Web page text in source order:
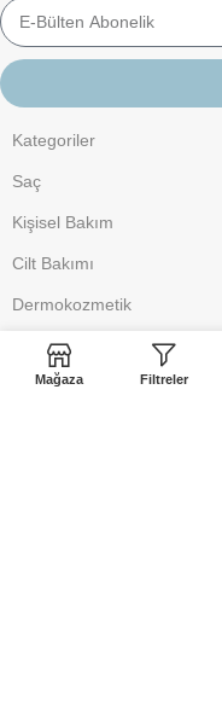
Kategoriler
Saç
Kişisel Bakım
Cilt Bakımı
Dermokozmetik
Anne ve Bebek
Makyaj
Mağaza Filtreler